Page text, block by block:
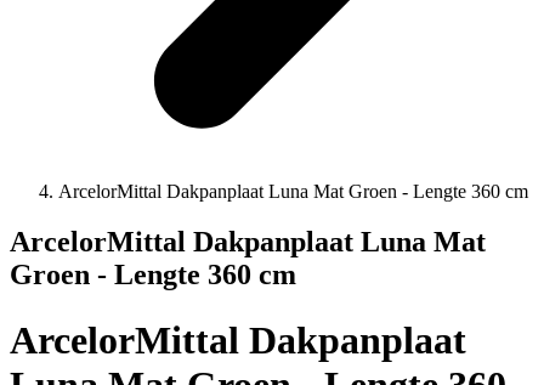
ArcelorMittal Dakpanplaat Luna Mat Groen - Lengte 360 cm
ArcelorMittal Dakpanplaat Luna Mat
Groen - Lengte 360 cm
ArcelorMittal Dakpanplaat